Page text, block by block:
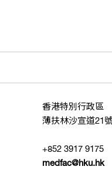
香港特別行政區
薄扶林沙宣道21
+852 3917 9175
medfac@hku.hk